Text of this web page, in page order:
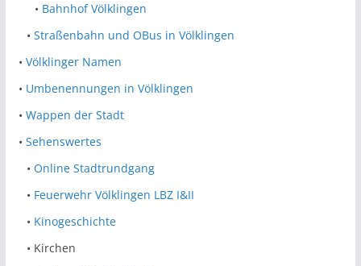
• Bahnhof Völklingen
• Straßenbahn und OBus in Völklingen
• Völklinger Namen
• Umbenennungen in Völklingen
• Wappen der Stadt
• Sehenswertes
• Online Stadtrundgang
• Feuerwehr Völklingen LBZ I&II
• Kinogeschichte
• Kirchen